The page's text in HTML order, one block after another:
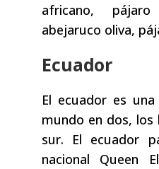
africano,
abejaruco oliva,
Ecuador
El ecuador es
mundo en dos,
sur. El ecuador
nacional Queen